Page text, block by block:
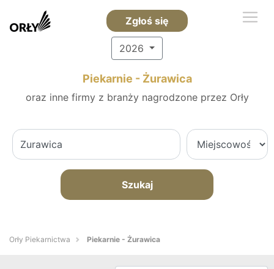
Zgłoś się
2026
Piekarnie - Żurawica
oraz inne firmy z branży nagrodzone przez Orły
Szukaj
Orły Piekarnictwa Piekarnie - Żurawica